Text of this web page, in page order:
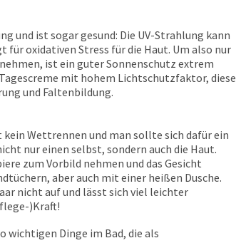
und ist sogar gesund: Die UV-Strahlung kann
für oxidativen Stress für die Haut. Um also nur
ist ein guter Sonnenschutz extrem
mit hohem Lichtschutzfaktor, diese
und Faltenbildung.
Wettrennen und man sollte sich dafür ein
nur einen selbst, sondern auch die Haut.
zum Vorbild nehmen und das Gesicht
aber auch mit einer heißen Dusche.
nicht auf und lässt sich viel leichter
)Kraft!
wichtigen Dinge im Bad, die als